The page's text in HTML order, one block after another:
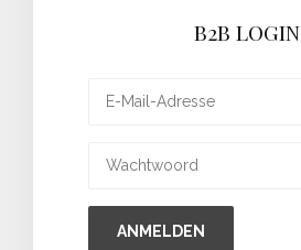
B2B LOGIN
ANMELDEN